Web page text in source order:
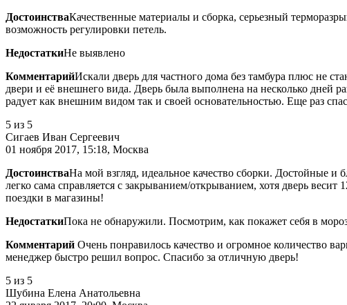
ДостоинстваКачественные материалы и сборка, серьезный
возможность регулировки петель.
НедостаткиНе выявлено
КомментарийИскали дверь для частного дома без тамбура плюс не
двери и её внешнего вида. Дверь была выполнена на несколько дней
радует как внешним видом так и своей основательностью. Еще раз
5 из 5
Сигаев Иван Сергеевич
01 ноября 2017, 15:18, Москва
ДостоинстваНа мой взгляд, идеальное качество сборки. Достойные
легко сама справляется с закрыванием/открыванием, хотя дверь
поездки в магазины!
НедостаткиПока не обнаружили. Посмотрим, как покажет себя в
Комментарий Очень понравилось качество и огромное количество
менеджер быстро решил вопрос. Спасибо за отличную дверь!
5 из 5
Шубина Елена Анатольевна